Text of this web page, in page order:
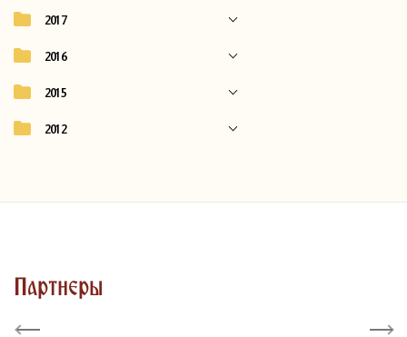
2017
2016
2015
2012
Партнеры
Previous Next